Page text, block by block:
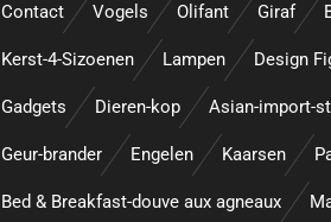
Contact Vogels Olifant Giraf
Kerst-4-Sizoenen Lampen Design
Gadgets Dieren-kop Asian-import-
Geur-brander Engelen Kaarsen
Bed & Breakfast-douve aux agneaux